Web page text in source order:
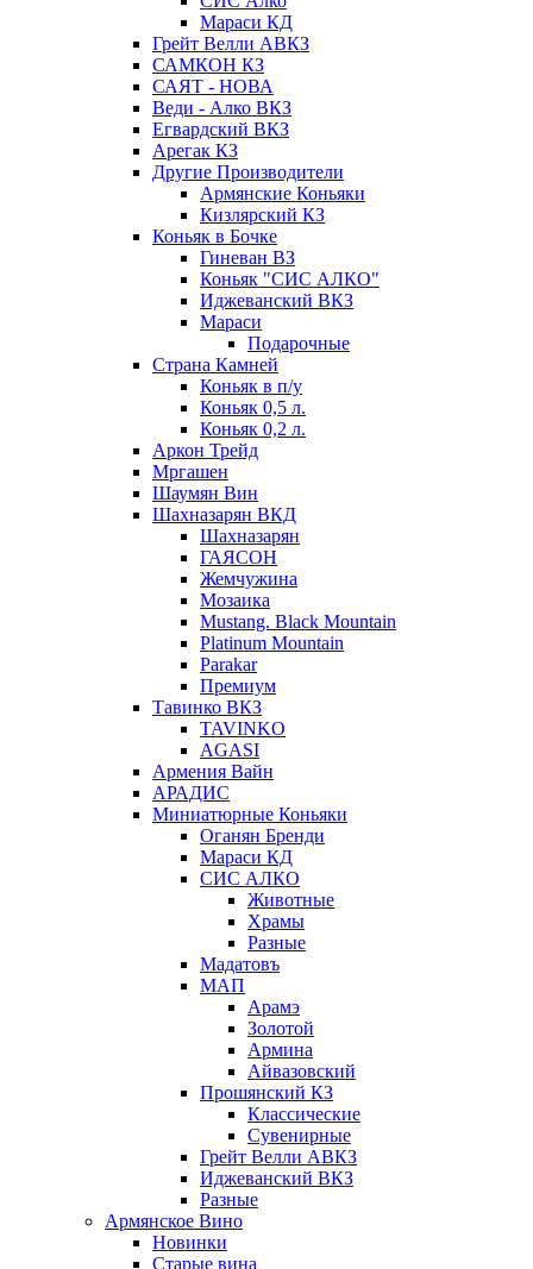
Мараси КД
Грейт Велли АВКЗ
САМКОН КЗ
САЯТ - НОВА
Веди - Алко ВКЗ
Егвардский ВКЗ
Арегак КЗ
Другие Производители
Армянские Коньяки
Кизлярский КЗ
Коньяк в Бочке
Гиневан ВЗ
Коньяк "СИС АЛКО"
Иджеванский ВКЗ
Мараси
Подарочные
Страна Камней
Коньяк в п/у
Коньяк 0,5 л.
Коньяк 0,2 л.
Аркон Трейд
Мргашен
Шаумян Вин
Шахназарян ВКД
Шахназарян
ГАЯСОН
Жемчужина
Мозаика
Mustang. Black Mountain
Platinum Mountain
Parakar
Премиум
Тавинко ВКЗ
TAVINKO
AGASI
Армения Вайн
АРАДИС
Миниатюрные Коньяки
Оганян Бренди
Мараси КД
СИС АЛКО
Животные
Храмы
Разные
Мадатовъ
МАП
Арамэ
Золотой
Армина
Айвазовский
Прошянский КЗ
Классические
Сувенирные
Грейт Велли АВКЗ
Иджеванский ВКЗ
Разные
Армянское Вино
Новинки
Старые вина